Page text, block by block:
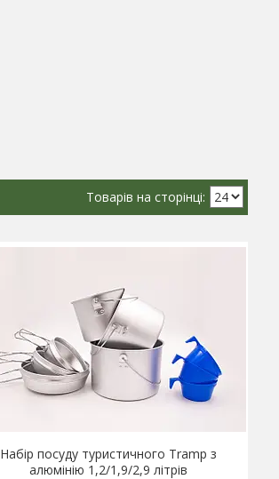
Набір посуду туристичного Tramp з
алюмінію 1,2/1,9/2,9 літрів